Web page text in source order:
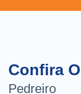
Confira
Pedreiro